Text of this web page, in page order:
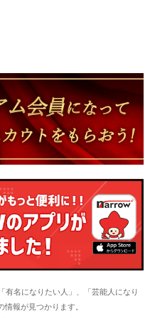
有名になりたい人」、「芸能人になり
報が見つかります。